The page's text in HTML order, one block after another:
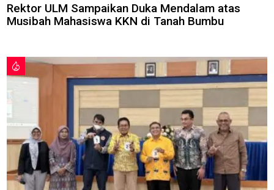
Rektor ULM Sampaikan Duka Mendalam atas
Musibah Mahasiswa KKN di Tanah Bumbu